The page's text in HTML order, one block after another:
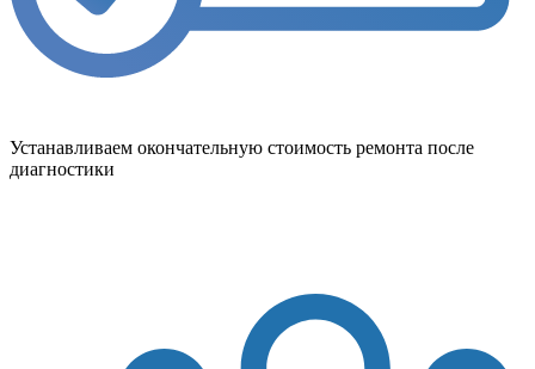
Устанавливаем окончательную стоимость ремонта после
диагностики